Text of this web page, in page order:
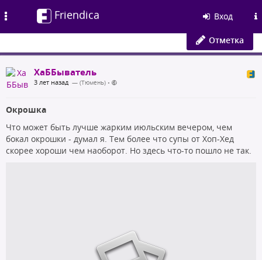
Friendica Вход
Отметка
ХаББыватель
3 лет назад — (Тюмень) •
Окрошка
Что может быть лучше жарким июльским вечером, чем
бокал окрошки - думал я. Тем более что супы от Хоп-Хед
скорее хороши чем наоборот. Но здесь что-то пошло не так.